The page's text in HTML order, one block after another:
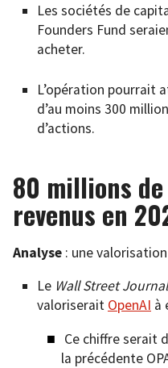
Les sociétés de
Founders Fund
acheter.
L’opération pourrait
d’au moins 300
d’actions.
80 millions
revenus en
Analyse : une
Le Wall Street
valoriserait OpenAI à
Ce chiffre serait
la précédente